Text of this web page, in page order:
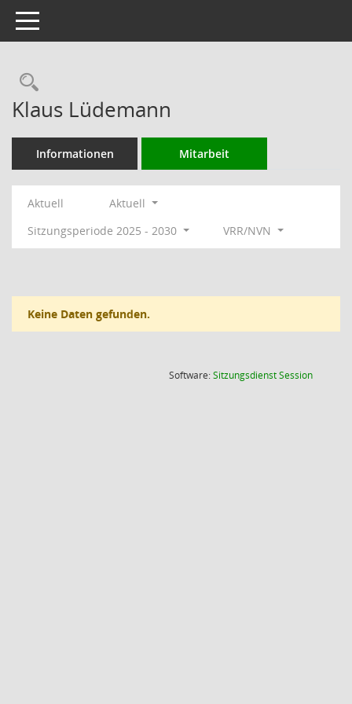
Toggle navigation
Rechercheauswahl
Klaus Lüdemann
Informationen Mitarbeit
Aktuell
Aktuell
Sitzungsperiode 2025 - 2030
VRR/NVN
Keine Daten gefunden.
Software:SitzungsdienstSession(Wird in